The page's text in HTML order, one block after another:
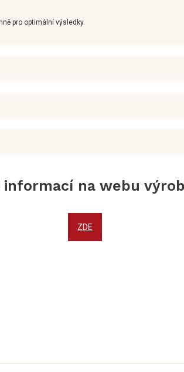
pro optimální výsledky.
informací na webu
ZDE